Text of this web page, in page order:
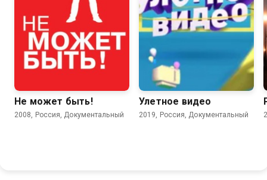
Не может быть!
2008, Россия, Документальный
Улетное видео
2019, Россия, Документальный